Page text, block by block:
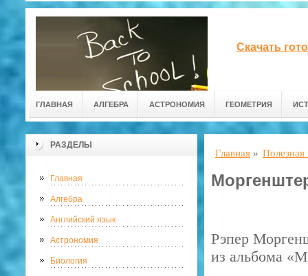
Скачать
ГЛАВНАЯ АЛГЕБРА АСТРОНОМИЯ ГЕОМЕТРИЯ
РАЗДЕЛЫ
Главная
Алгебра
Английский язык
Астрономия
Биология
Главная »
Рэпер
из альбома